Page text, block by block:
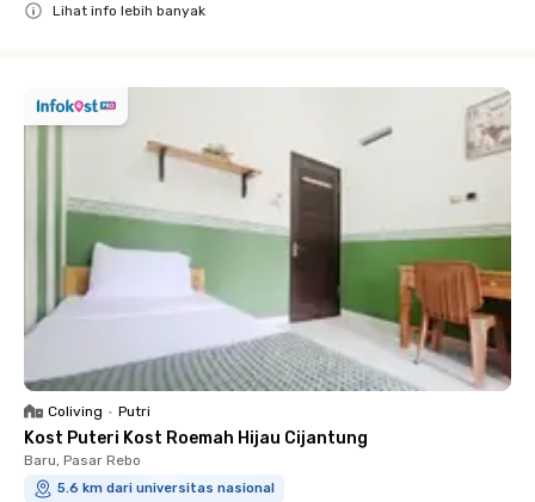
Lihat info lebih banyak
Coliving • Putri
Kost Puteri Kost Roemah Hijau Cijantung
Baru, Pasar Rebo
5.6 km dari universitas nasional